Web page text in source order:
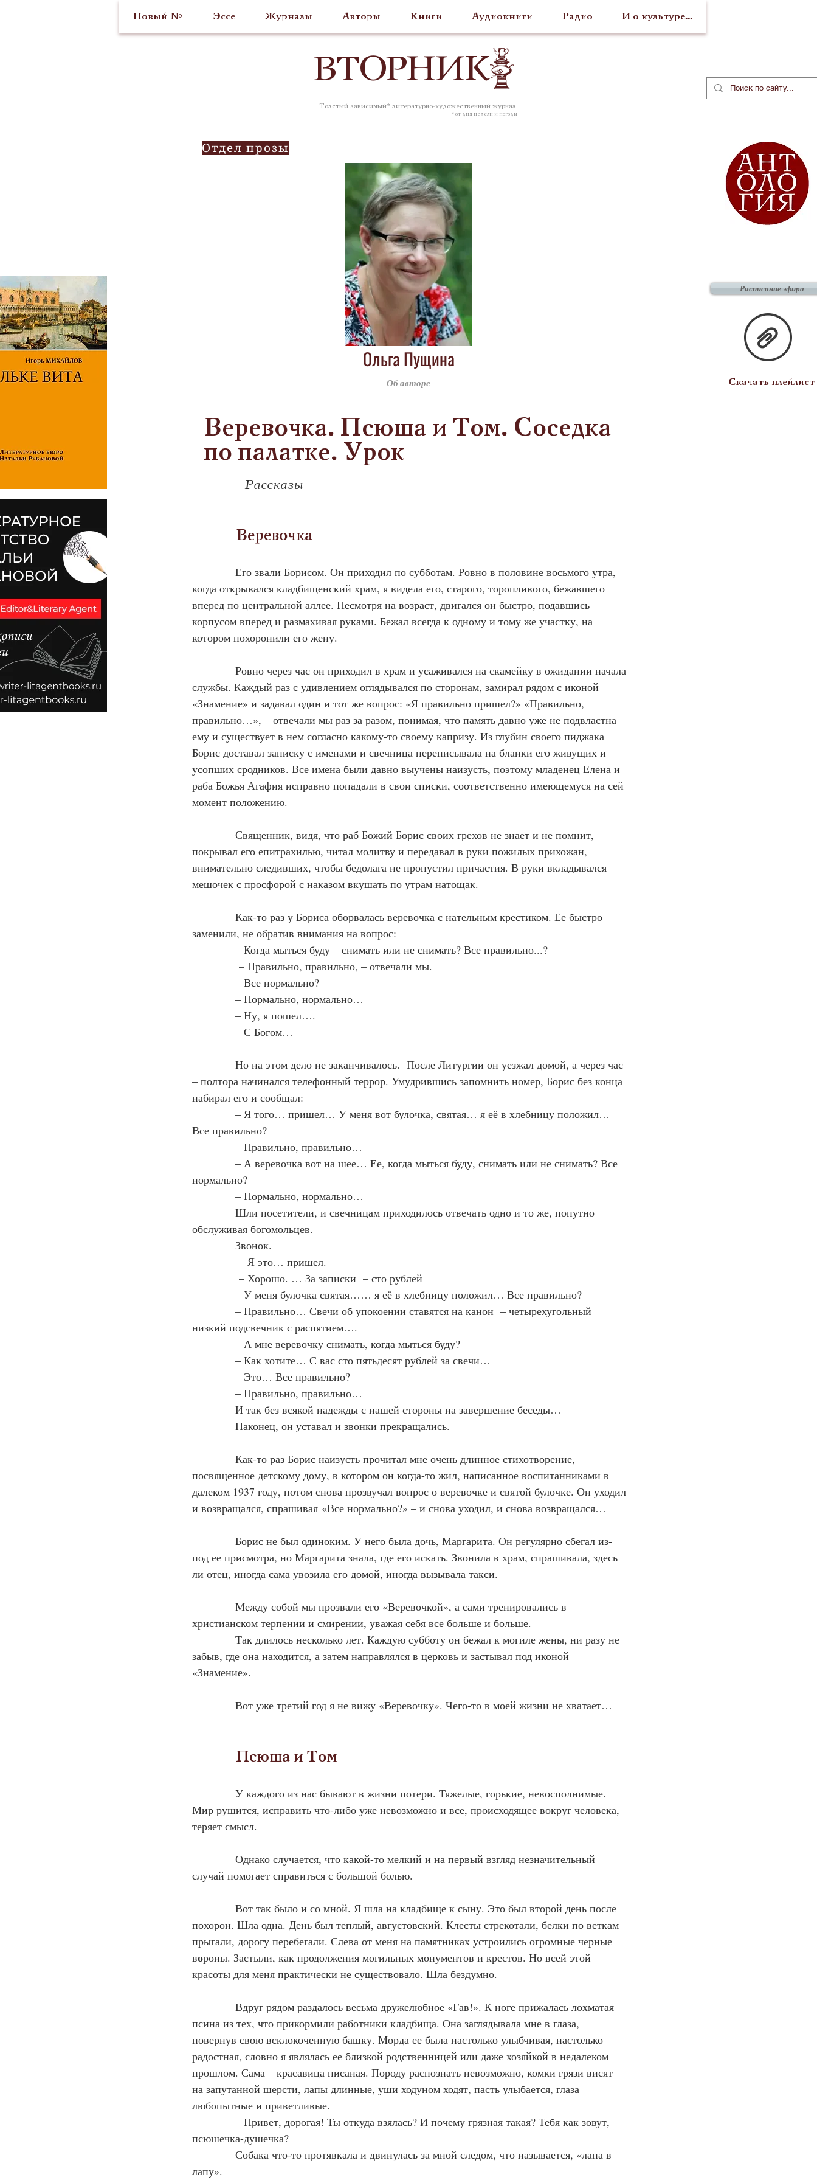
Новый № Эссе Журналы Авторы Книги Аудиокниги Радио И о культуре...
ВТОРНИК
Толстый зависимый* литературно-художественный журнал
* от дня недели и погоды
Отдел прозы
Ольга Пущина
Об авторе
Веревочка. Псюша и Том. Соседка
по палатке. Урок
Рассказы
Веревочка
Его звали Борисом. Он приходил по субботам. Ровно в половине восьмого утра,
когда открывался кладбищенский храм, я видела его, старого, торопливого, бежавшего
вперед по центральной аллее. Несмотря на возраст, двигался он быстро, подавшись
корпусом вперед и размахивая руками. Бежал всегда к одному и тому же участку, на
котором похоронили его жену.
Ровно через час он приходил в храм и усаживался на скамейку в ожидании начала
службы. Каждый раз с удивлением оглядывался по сторонам, замирал рядом с иконой
«Знамение» и задавал один и тот же вопрос: «Я правильно пришел?» «Правильно,
правильно…», – отвечали мы раз за разом, понимая, что память давно уже не подвластна
ему и существует в нем согласно какому-то своему капризу. Из глубин своего пиджака
Борис доставал записку с именами и свечница переписывала на бланки его живущих и
усопших сродников. Все имена были давно выучены наизусть, поэтому младенец Елена и
раба Божья Агафия исправно попадали в свои списки, соответственно имеющемуся на сей
момент положению.
Священник, видя, что раб Божий Борис своих грехов не знает и не помнит,
покрывал его епитрахилью, читал молитву и передавал в руки пожилых прихожан,
внимательно следивших, чтобы бедолага не пропустил причастия. В руки вкладывался
мешочек с просфорой с наказом вкушать по утрам натощак.
Как-то раз у Бориса оборвалась веревочка с нательным крестиком. Ее быстро
заменили, не обратив внимания на вопрос:
– Когда мыться буду – снимать или не снимать? Все правильно...?
– Правильно, правильно, – отвечали мы.
– Все нормально?
– Нормально, нормально…
– Ну, я пошел….
– С Богом…
Но на этом дело не заканчивалось.  После Литургии он уезжал домой, а через час
– полтора начинался телефонный террор. Умудрившись запомнить номер, Борис без конца
набирал его и сообщал:
– Я того… пришел… У меня вот булочка, святая… я её в хлебницу положил…
Все правильно?
– Правильно, правильно…
– А веревочка вот на шее… Ее, когда мыться буду, снимать или не снимать? Все
нормально?
– Нормально, нормально…
Шли посетители, и свечницам приходилось отвечать одно и то же, попутно
обслуживая богомольцев.
Звонок.
– Я это… пришел.
– Хорошо. … За записки  – сто рублей
– У меня булочка святая…… я её в хлебницу положил… Все правильно?
– Правильно… Свечи об упокоении ставятся на канон  – четырехугольный
низкий подсвечник с распятием….
– А мне веревочку снимать, когда мыться буду?
– Как хотите… С вас сто пятьдесят рублей за свечи…
– Это… Все правильно?
– Правильно, правильно…
И так без всякой надежды с нашей стороны на завершение беседы…
Наконец, он уставал и звонки прекращались.
Как-то раз Борис наизусть прочитал мне очень длинное стихотворение,
посвященное детскому дому, в котором он когда-то жил, написанное воспитанниками в
далеком 1937 году, потом снова прозвучал вопрос о веревочке и святой булочке. Он уходил
и возвращался, спрашивая «Все нормально?» – и снова уходил, и снова возвращался…
Борис не был одиноким. У него была дочь, Маргарита. Он регулярно сбегал из-
под ее присмотра, но Маргарита знала, где его искать. Звонила в храм, спрашивала, здесь
ли отец, иногда сама увозила его домой, иногда вызывала такси.
Между собой мы прозвали его «Веревочкой», а сами тренировались в
христианском терпении и смирении, уважая себя все больше и больше.
Так длилось несколько лет. Каждую субботу он бежал к могиле жены, ни разу не
забыв, где она находится, а затем направлялся в церковь и застывал под иконой
«Знамение».
Вот уже третий год я не вижу «Веревочку». Чего-то в моей жизни не хватает…
Псюша и Том
У каждого из нас бывают в жизни потери. Тяжелые, горькие, невосполнимые.
Мир рушится, исправить что-либо уже невозможно и все, происходящее вокруг человека,
теряет смысл.
Однако случается, что какой-то мелкий и на первый взгляд незначительный
случай помогает справиться с большой болью.
Вот так было и со мной. Я шла на кладбище к сыну. Это был второй день после
похорон. Шла одна. День был теплый, августовский. Клесты стрекотали, белки по веткам
прыгали, дорогу перебегали. Слева от меня на памятниках устроились огромные черные
вороны. Застыли, как продолжения могильных монументов и крестов. Но всей этой
красоты для меня практически не существовало. Шла бездумно.
Вдруг рядом раздалось весьма дружелюбное «Гав!». К ноге прижалась лохматая
псина из тех, что прикормили работники кладбища. Она заглядывала мне в глаза,
повернув свою всклокоченную башку. Морда ее была настолько улыбчивая, настолько
радостная, словно я являлась ее близкой родственницей или даже хозяйкой в недалеком
прошлом. Сама – красавица писаная. Породу распознать невозможно, комки грязи висят
на запутанной шерсти, лапы длинные, уши ходуном ходят, пасть улыбается, глаза
любопытные и приветливые.
– Привет, дорогая! Ты откуда взялась? И почему грязная такая? Тебя как зовут,
псюшечка-душечка?
Собака что-то протявкала и двинулась за мной следом, что называется, «лапа в
лапу».
Расписание эфира
Скачать плейлист